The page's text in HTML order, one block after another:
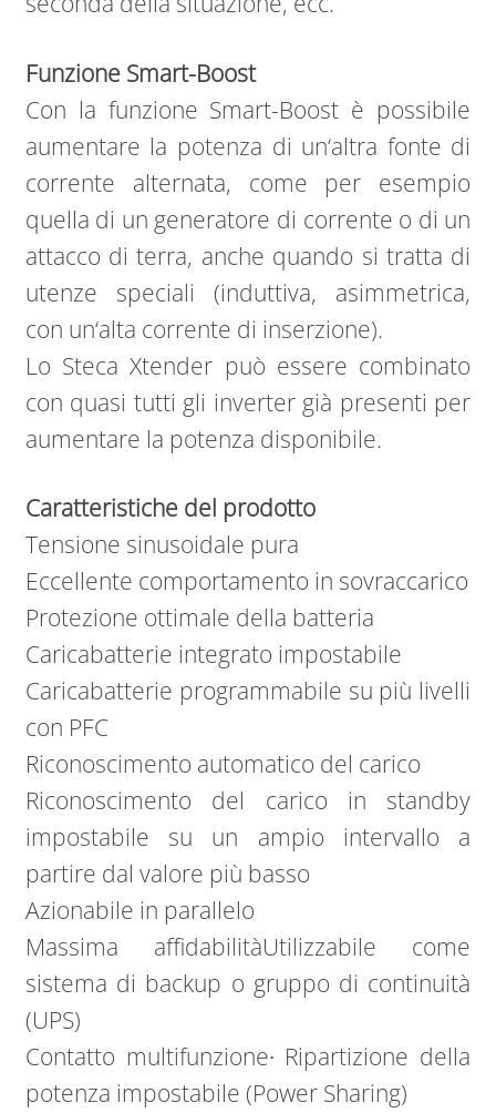
Funzione Smart-Boost
Con la funzione Smart-Boost è possibile
aumentare la potenza di un‘altra fonte di
corrente alternata, come per esempio
quella di un generatore di corrente o di un
attacco di terra, anche quando si tratta di
utenze speciali (induttiva, asimmetrica,
con un‘alta corrente di inserzione).
Lo Steca Xtender può essere combinato
con quasi tutti gli inverter già presenti per
aumentare la potenza disponibile.
Caratteristiche del prodotto
Tensione sinusoidale pura
Eccellente comportamento in sovraccarico
Protezione ottimale della batteria
Caricabatterie integrato impostabile
Caricabatterie programmabile su più livelli
con PFC
Riconoscimento automatico del carico
Riconoscimento del carico in standby
impostabile su un ampio intervallo a
partire dal valore più basso
Azionabile in parallelo
Massima affidabilitàUtilizzabile come
sistema di backup o gruppo di continuità
(UPS)
Contatto multifunzione∙ Ripartizione della
potenza impostabile (Power Sharing)